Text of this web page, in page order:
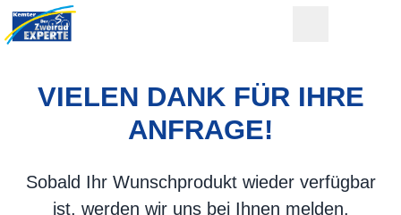
VIELEN DANK FÜR IHRE
ANFRAGE!
Sobald Ihr Wunschprodukt wieder verfügbar
ist, werden wir uns bei Ihnen melden.